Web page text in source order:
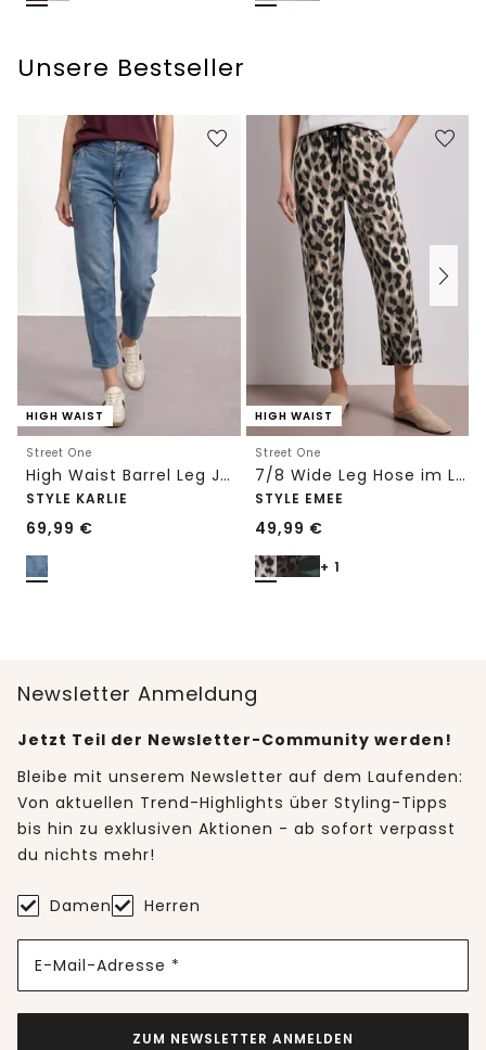
Unsere Bestseller
HIGH WAIST
Street One
High Waist Barrel Leg Jeans im Loose Fit
STYLE KARLIE
69,99 €
HIGH WAIST
Street One
7/8 Wide Leg Hose im Loose Fit mit Print
STYLE EMEE
49,99 €
+ 1
Newsletter Anmeldung
Jetzt Teil der Newsletter-Community werden!
Bleibe mit unserem Newsletter auf dem Laufenden:
Von aktuellen Trend-Highlights über Styling-Tipps
bis hin zu exklusiven Aktionen - ab sofort verpasst
du nichts mehr!
Damen Herren
E-Mail-Adresse *
ZUM NEWSLETTER ANMELDEN